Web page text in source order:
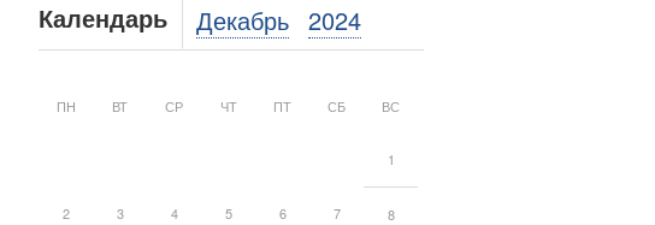
Календарь Декабрь 2024
ПН ВТ СР ЧТ ПТ СБ ВС
1
2 3 4 5 6 7 8